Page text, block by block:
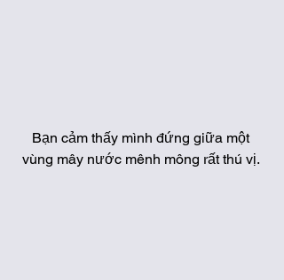
Bạn cảm thấy mình đứng giữa một
vùng mây nước mênh mông rất thú vị.